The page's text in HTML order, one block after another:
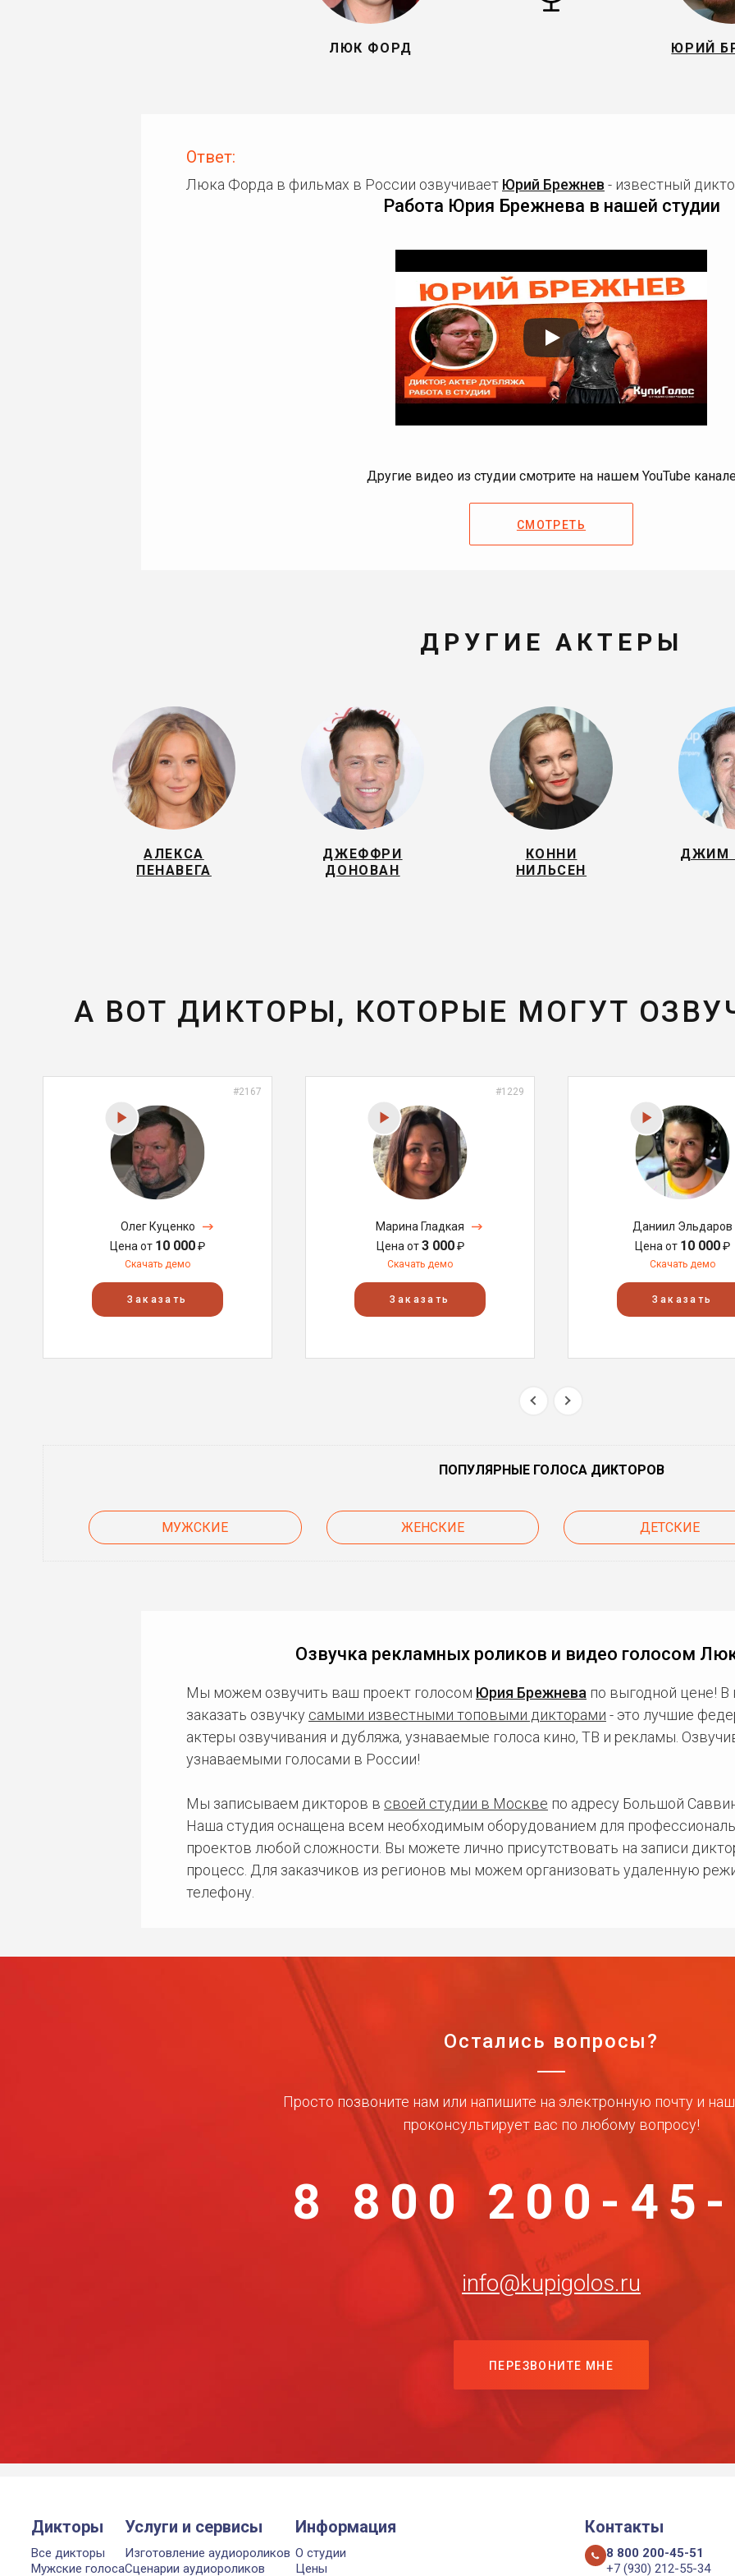
ЛЮК ФОРД ЮРИЙ
Ответ:
Люка Форда в фильмах в России озвучивает Юрий Брежнев - известный
Работа Юрия Брежнева в нашей студии
Другие видео из студии смотрите на нашем YouTube
СМОТРЕТЬ
ДРУГИЕ АКТЕРЫ
АЛЕКСА
ПЕНАВЕГА
ДЖЕФФРИ
ДОНОВАН
КОННИ
НИЛЬСЕН
ДЖИМ
А ВОТ ДИКТОРЫ, КОТОРЫЕ МОГУТ
#2167
Олег Куценко
Цена от 10 000₽
Скачать демо
Заказать
#1229
Марина Гладкая
Цена от3 000₽
Скачать демо
Заказать
Даниил Эльдаров
Цена от 10 000₽
Скачать демо
Заказать
ПОПУЛЯРНЫЕ ГОЛОСА ДИКТОРОВ
МУЖСКИЕ ЖЕНСКИЕ ДЕТСКИЕ
Озвучка рекламных роликов и видео голосом
Мы можем озвучить ваш проект голосом Юрия Брежнева по выгодной цене!
заказать озвучку самыми известными топовыми дикторами - это лучшие
актеры озвучивания и дубляжа, узнаваемые голоса кино, ТВ и рекламы.
узнаваемыми голосами в России!
Мы записываем дикторов в своей студии в Москве по адресу Большой
Наша студия оснащена всем необходимым оборудованием для
проектов любой сложности. Вы можете лично присутствовать на записи
процесс. Для заказчиков из регионов мы можем организовать удаленную
телефону.
Остались вопросы?
Просто позвоните нам или напишите на электронную почту и
проконсультирует вас по любому вопросу!
8 800 200-
info@kupigolos.ru
ПЕРЕЗВОНИТЕ МНЕ
Дикторы
Все дикторы
Мужские голоса
Услуги и сервисы
Изготовление аудиороликов
Сценарии аудиороликов
Информация
О студии
Цены
Контакты
8 800 200-45-51
+7 (930) 212-55-34